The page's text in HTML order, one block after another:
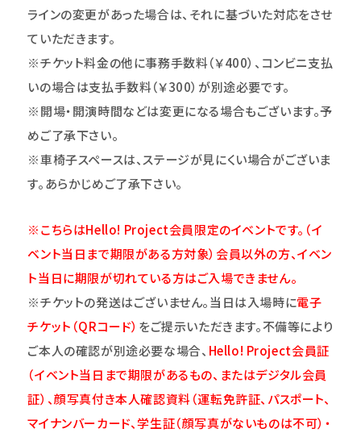
ラインの変更があった場合は、それに基づいた対応をさせ
ていただきます。
※チケット料金の他に事務手数料（￥400）、コンビニ支払
いの場合は支払手数料（￥300）が別途必要です。
※開場・開演時間などは変更になる場合もございます。予
めご了承下さい。
※車椅子スペースは、ステージが見にくい場合がございま
す。あらかじめご了承下さい。
※こちらはHello! Project会員限定のイベントです。（イ
ベント当日まで期限がある方対象）会員以外の方、イベン
ト当日に期限が切れている方はご入場できません。
※チケットの発送はございません。当日は入場時に電子
チケット（QRコード） をご提示いただきます。不備等により
ご本人の確認が別途必要な場合、 Hello! Project会員証
（イベント当日まで期限があるもの、またはデジタル会員
証）、顔写真付き本人確認資料（運転免許証、パスポート、
マイナンバーカード、学生証（顔写真がないものは不可）・